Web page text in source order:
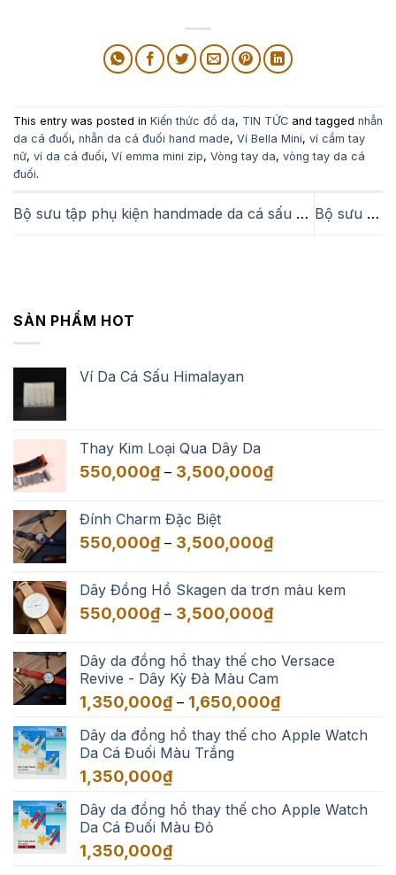
This entry was posted in Kiến thức đồ da, TIN TỨC and tagged nhẫn
da cá đuối, nhẫn da cá đuối hand made, Ví Bella Mini, ví cầm tay
nữ, ví da cá đuối, Ví emma mini zip, Vòng tay da, vòng tay da cá
đuối.
Bộ sưu tập phụ kiện handmade da cá sấu Himalaya Bộ sưu tập quà tặng cha đầy ý nghĩa bạn nên biết
SẢN PHẨM HOT
Ví Da Cá Sấu Himalayan
Thay Kim Loại Qua Dây Da
550,000₫ – 3,500,000₫Khoảng
đến
Đính Charm Đặc Biệt
550,000₫ – 3,500,000₫Khoảng
550,000₫
đến
Dây Đồng Hồ Skagen da trơn màu kem
550,000₫ – 3,500,000₫Khoảng
550,000₫
đến
3,500,000₫
Dây da đồng hồ thay thế cho Versace
Revive - Dây Kỳ Đà Màu Cam
1,350,000₫ – 1,650,000₫Khoảng
từ
Dây da đồng hồ thay thế cho Apple Watch
Da Cá Đuối Màu Trắng
1,350,000₫
Dây da đồng hồ thay thế cho Apple Watch
Da Cá Đuối Màu Đỏ
1,350,000₫